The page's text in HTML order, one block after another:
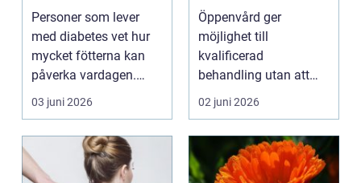
för känsliga fötter
Personer som lever
med diabetes vet hur
mycket fötterna kan
påverka vardagen.
Nedsatt känsel, sämre
03 juni 2026
och annan
problematik
Öppenvård ger
möjlighet till
kvalificerad
behandling utan att
personen behöver
lämna sitt hem, sitt ...
02 juni 2026